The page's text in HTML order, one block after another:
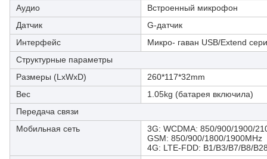
Аудио
Встроенный микрофон
Датчик
G-датчик
Интерфейс
Микро- гаван USB/Extend
Структурные параметры
Размеры (LxWxD)
260*117*32mm
Вес
1.05kg (батарея включила)
Передача связи
Мобильная сеть
3G: WCDMA: 850/900/1900/
GSM: 850/900/1800/1900MHz
4G: LTE-FDD: B1/B3/B7/B8/